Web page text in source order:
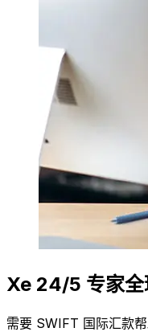
Xe 24/5 专家全
需要 SWIFT 国际汇款